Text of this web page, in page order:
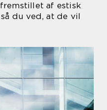
af estisk
du ved, at de vil